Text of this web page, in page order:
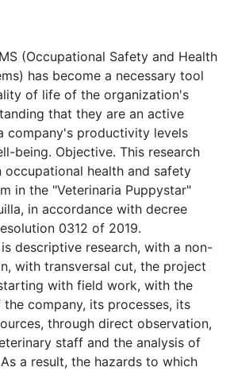
(Occupational Safety and Health
has become a necessary tool
of life of the organization's
that they are an active
company's productivity levels
being. Objective. This research
occupational health and safety
in the "Veterinaria Puppystar"
in accordance with decree
0312 of 2019.
descriptive research, with a non-
with transversal cut, the project
with field work, with the
company, its processes, its
through direct observation,
staff and the analysis of
a result, the hazards to which